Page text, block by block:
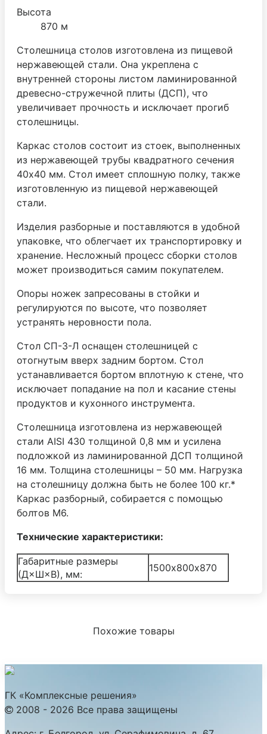
Высота
870 м
Столешница столов изготовлена из пищевой
нержавеющей стали. Она укреплена с
внутренней стороны листом ламинированной
древесно-стружечной плиты (ДСП), что
увеличивает прочность и исключает прогиб
столешницы.
Каркас столов состоит из стоек, выполненных
из нержавеющей трубы квадратного сечения
40х40 мм. Стол имеет сплошную полку, также
изготовленную из пищевой нержавеющей
стали.
Изделия разборные и поставляются в удобной
упаковке, что облегчает их транспортировку и
хранение. Несложный процесс сборки столов
может производиться самим покупателем.
Опоры ножек запресованы в стойки и
регулируются по высоте, что позволяет
устранять неровности пола.
Стол СП-3-Л оснащен столешницей с
отогнутым вверх задним бортом. Стол
устанавливается бортом вплотную к стене, что
исключает попадание на пол и касание стены
продуктов и кухонного инструмента.
Столешница изготовлена из нержавеющей
стали AISI 430 толщиной 0,8 мм и усилена
подложкой из ламинированной ДСП толщиной
16 мм. Толщина столешницы – 50 мм. Нагрузка
на столешницу должна быть не более 100 кг.*
Каркас разборный, собирается с помощью
болтов М6.
Технические характеристики:
Габаритные размеры
(Д×Ш×В), мм:
1500х800х870
Похожие товары
ГК «Комплексные решения»
2008 - 2026 Все права защищены